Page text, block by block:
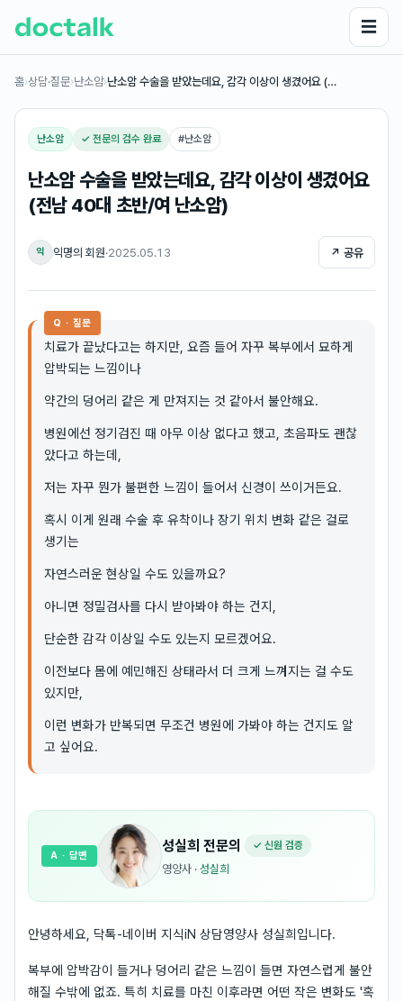
☰
홈›상담·질문›난소암›난소암 수술을 받았는데요, 감각 이상이 생겼어요 (…
난소암 ✓ 전문의 검수 완료 #난소암
난소암 수술을 받았는데요, 감각 이상이 생겼어요
(전남 40대 초반/여 난소암)
익 익명의 회원·2025.05.13 ↗ 공유
Q · 질문
치료가 끝났다고는 하지만, 요즘 들어 자꾸 복부에서 묘하게
압박되는 느낌이나
약간의 덩어리 같은 게 만져지는 것 같아서 불안해요.
병원에선 정기검진 때 아무 이상 없다고 했고, 초음파도 괜찮
았다고 하는데,
저는 자꾸 뭔가 불편한 느낌이 들어서 신경이 쓰이거든요.
혹시 이게 원래 수술 후 유착이나 장기 위치 변화 같은 걸로
생기는
자연스러운 현상일 수도 있을까요?
아니면 정밀검사를 다시 받아봐야 하는 건지,
단순한 감각 이상일 수도 있는지 모르겠어요.
이전보다 몸에 예민해진 상태라서 더 크게 느껴지는 걸 수도
있지만,
이런 변화가 반복되면 무조건 병원에 가봐야 하는 건지도 알
고 싶어요.
성실희 전문의 ✓ 신원 검증
영양사 · 성실희
A · 답변
안녕하세요, 닥톡-네이버 지식iN 상담영양사 성실희입니다.
복부에 압박감이 들거나 덩어리 같은 느낌이 들면 자연스럽게 불안
해질 수밖에 없죠. 특히 치료를 마친 이후라면 어떤 작은 변화도 '혹